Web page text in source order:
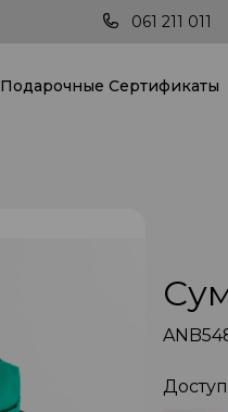
061 211 011
Подарочные Cертификаты